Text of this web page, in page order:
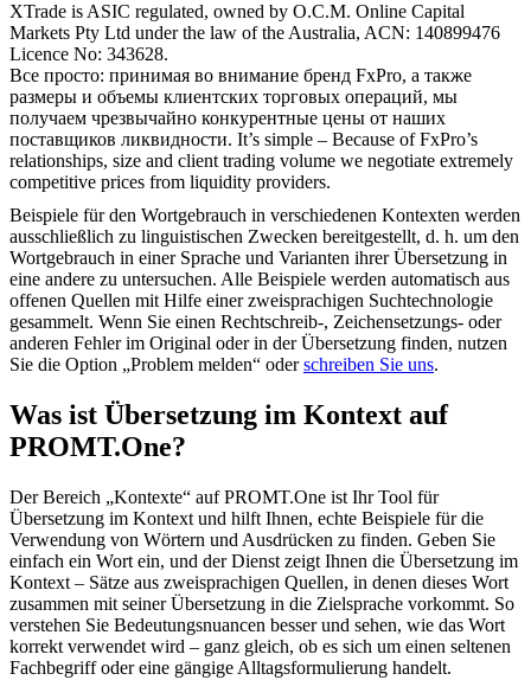
XTrade is ASIC regulated, owned by O.C.M. Online Capital
Markets Pty Ltd under the law of the Australia, ACN: 140899476
Licence No: 343628.
Все просто: принимая во внимание бренд FxPro, а также
размеры и объемы клиентских торговых операций, мы
получаем чрезвычайно конкурентные цены от наших
поставщиков ликвидности. It’s simple – Because of FxPro’s
relationships, size and client trading volume we negotiate extremely
competitive prices from liquidity providers.
Beispiele für den Wortgebrauch in verschiedenen Kontexten werden
ausschließlich zu linguistischen Zwecken bereitgestellt, d. h. um den
Wortgebrauch in einer Sprache und Varianten ihrer Übersetzung in
eine andere zu untersuchen. Alle Beispiele werden automatisch aus
offenen Quellen mit Hilfe einer zweisprachigen Suchtechnologie
gesammelt. Wenn Sie einen Rechtschreib-, Zeichensetzungs- oder
anderen Fehler im Original oder in der Übersetzung finden, nutzen
Sie die Option „Problem melden“ oderschreiben Sie uns.
Was ist Übersetzung im Kontext auf
PROMT.One?
Der Bereich „Kontexte“ auf PROMT.One ist Ihr Tool für
Übersetzung im Kontext und hilft Ihnen, echte Beispiele für die
Verwendung von Wörtern und Ausdrücken zu finden. Geben Sie
einfach ein Wort ein, und der Dienst zeigt Ihnen die Übersetzung im
Kontext – Sätze aus zweisprachigen Quellen, in denen dieses Wort
zusammen mit seiner Übersetzung in die Zielsprache vorkommt. So
verstehen Sie Bedeutungsnuancen besser und sehen, wie das Wort
korrekt verwendet wird – ganz gleich, ob es sich um einen seltenen
Fachbegriff oder eine gängige Alltagsformulierung handelt.